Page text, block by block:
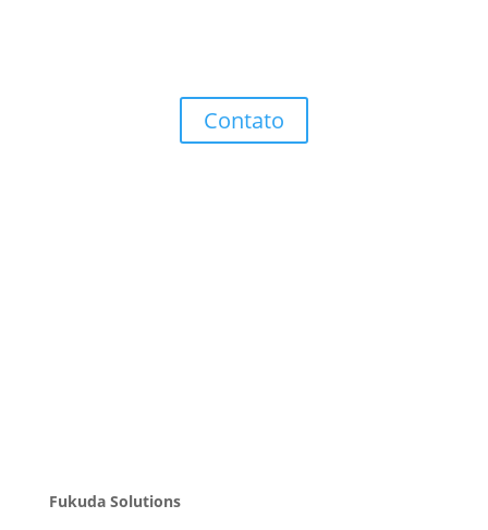
Contato
Fukuda Solutions